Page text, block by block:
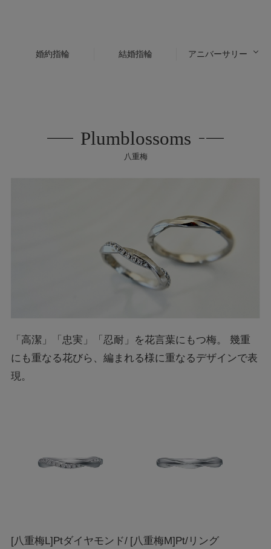
婚約指輪 結婚指輪 アニバーサリー
Plumblossoms
八重梅
「高潔」「忠実」「忍耐」を花言葉にもつ梅。 幾重
にも重なる花びら、編まれる様に重なるデザインで表
現。
[八重梅L]Ptダイヤモンド/ [八重梅M]Pt/リング